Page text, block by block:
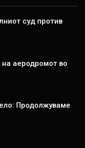
суд против
аеродромот во
Продолжуваме